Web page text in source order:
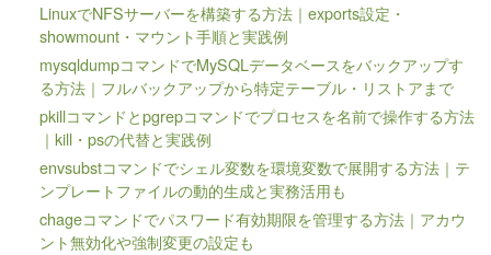
LinuxでNFSサーバーを構築する方法｜exports設定・
showmount・マウント手順と実践例
mysqldumpコマンドでMySQLデータベースをバックアップす
る方法｜フルバックアップから特定テーブル・リストアまで
pkillコマンドとpgrepコマンドでプロセスを名前で操作する方法
｜kill・psの代替と実践例
envsubstコマンドでシェル変数を環境変数で展開する方法｜テ
ンプレートファイルの動的生成と実務活用も
chageコマンドでパスワード有効期限を管理する方法｜アカウ
ント無効化や強制変更の設定も